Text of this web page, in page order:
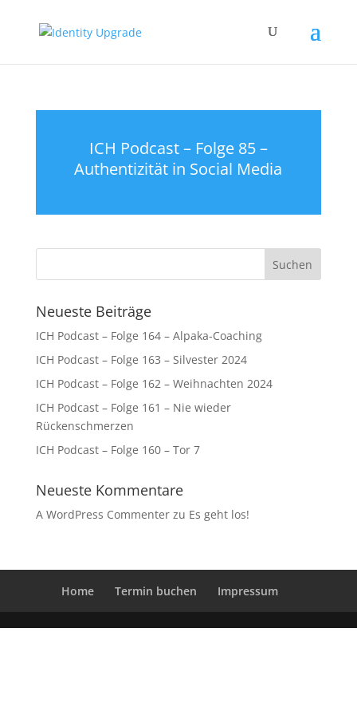
ICH Podcast – Folge 85 –
Authentizität in Social Media
Neueste Beiträge
ICH Podcast – Folge 164 – Alpaka-Coaching
ICH Podcast – Folge 163 – Silvester 2024
ICH Podcast – Folge 162 – Weihnachten 2024
ICH Podcast – Folge 161 – Nie wieder
Rückenschmerzen
ICH Podcast – Folge 160 – Tor 7
Neueste Kommentare
A WordPress Commenterzu Es geht los!
Home Termin buchen Impressum